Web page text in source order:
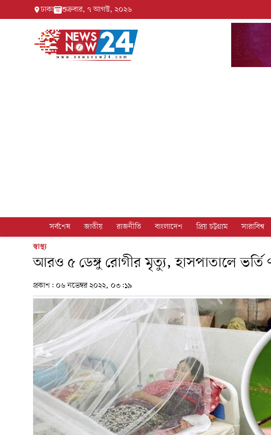
ঢাকা শুক্রবার, ৭ আগস্ট, ২০২৬
সর্বশেষ জাতীয় রাজনীতি বাংলাদেশ প্রিয় চট্টগ্রাম সারাবিশ্ব
স্বাস্থ্য
আরও ৫ ডেঙ্গু রোগীর মৃত্যু, হাসপাতালে ভর্তি
প্রকাশ: ০৬ নভেম্বর ২০২২, ০৩:১৯